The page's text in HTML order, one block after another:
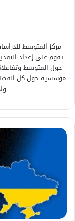
مركز المتوسط
تقوم على إعداد
حول المتوسط
مؤسسية حول كل